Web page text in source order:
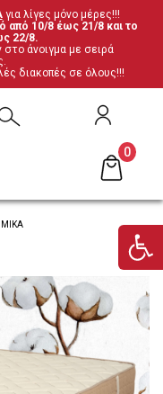
για λίγες μόνο μέρες!!!
από 10/8 έως 21/8 και το
22/8.
άνοιγμα με σειρά
διακοπές σε όλους!!!
0